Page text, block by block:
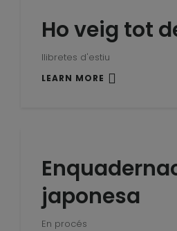
Ho veig tot
llibretes d'estiu
LEARN MORE
japonesa
En procés